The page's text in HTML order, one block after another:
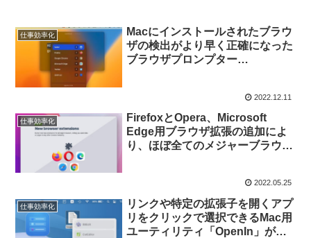
仕事効率化
Macにインストールされたブラウ
ザの検出がより早く正確になった
ブラウザプロンプター
2022.12.11
仕事効率化
FirefoxとOpera、Microsoft
Edge用ブラウザ拡張の追加によ
り、ほぼ全てのメジャーブラウザ
ユーティリティ「Bumpr v1.4」
がリリース。
2022.05.25
仕事効率化
リンクや特定の拡張子を開くアプ
リをクリックで選択できるMac用
ユーティリティ「OpenIn」がリ